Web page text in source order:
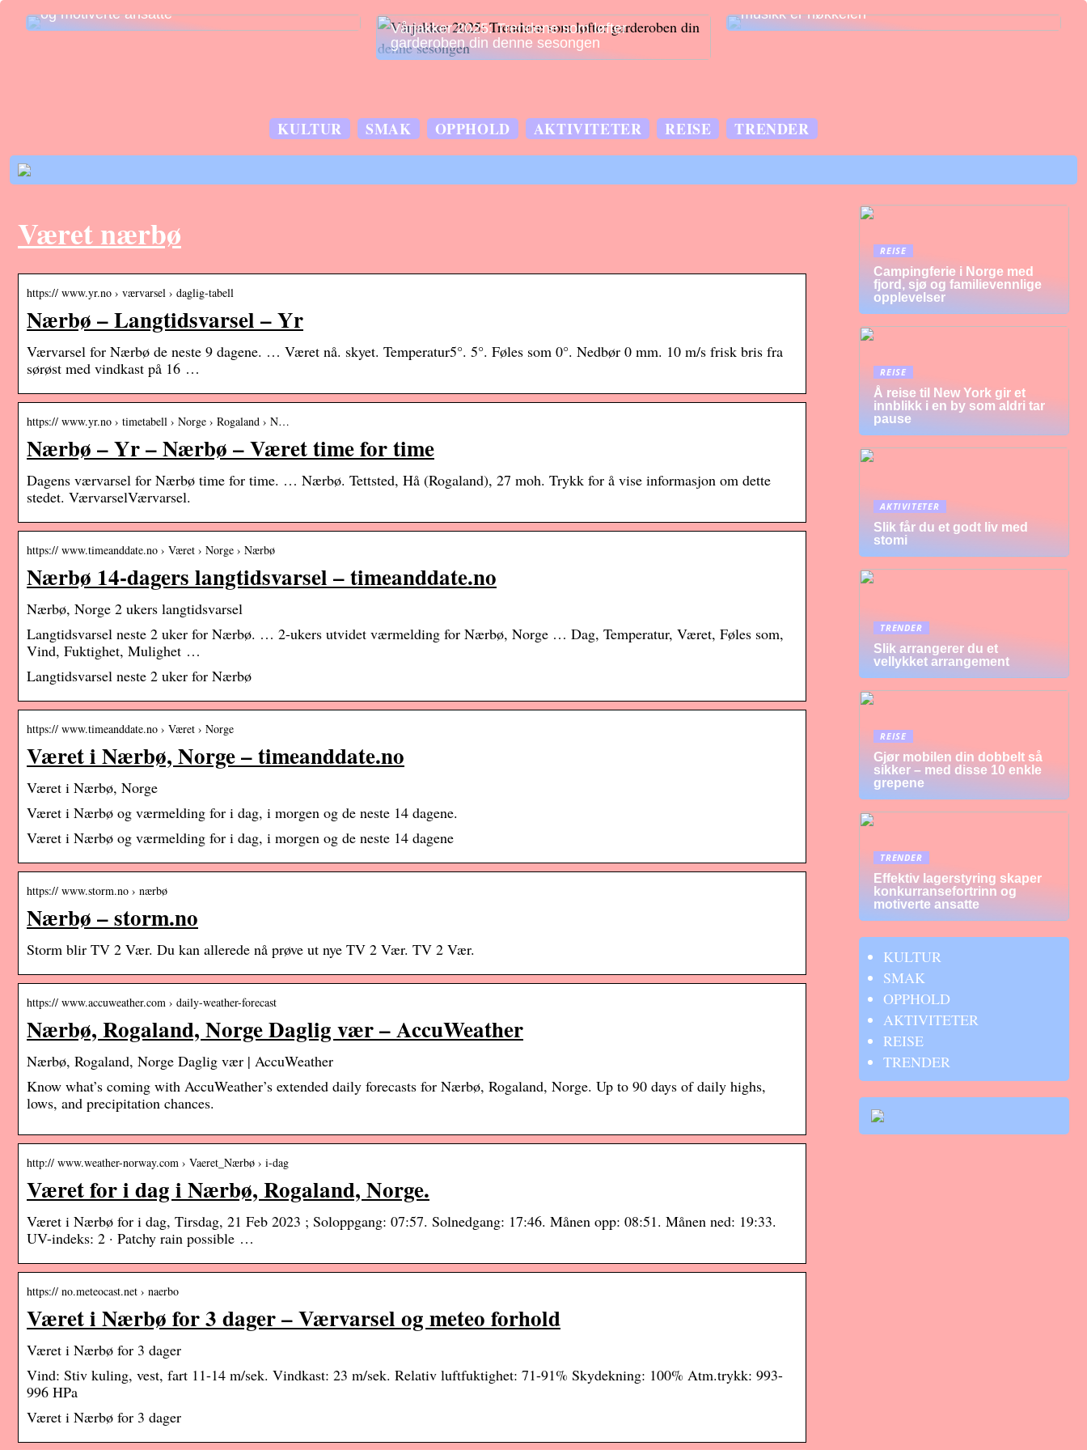
og motiverte ansatte
Vårjakker 2025: Trendene som løfter
garderoben din denne sesongen
musikk er nøkkelen
KULTUR SMAK OPPHOLD AKTIVITETER REISE TRENDER
Været nærbø
https:// www.yr.no › værvarsel › daglig-tabell
Nærbø – Langtidsvarsel – Yr
Værvarsel for Nærbø de neste 9 dagene. … Været nå. skyet. Temperatur5°. 5°. Føles som 0°. Nedbør 0 mm. 10 m/s frisk bris fra
sørøst med vindkast på 16 …
https:// www.yr.no › timetabell › Norge › Rogaland › N…
Nærbø – Yr – Nærbø – Været time for time
Dagens værvarsel for Nærbø time for time. … Nærbø. Tettsted, Hå (Rogaland), 27 moh. Trykk for å vise informasjon om dette
stedet. VærvarselVærvarsel.
https:// www.timeanddate.no › Været › Norge › Nærbø
Nærbø 14-dagers langtidsvarsel – timeanddate.no
Nærbø, Norge 2 ukers langtidsvarsel
Langtidsvarsel neste 2 uker for Nærbø. … 2-ukers utvidet værmelding for Nærbø, Norge … Dag, Temperatur, Været, Føles som,
Vind, Fuktighet, Mulighet …
Langtidsvarsel neste 2 uker for Nærbø
https:// www.timeanddate.no › Været › Norge
Været i Nærbø, Norge – timeanddate.no
Været i Nærbø, Norge
Været i Nærbø og værmelding for i dag, i morgen og de neste 14 dagene.
Været i Nærbø og værmelding for i dag, i morgen og de neste 14 dagene
https:// www.storm.no › nærbø
Nærbø – storm.no
Storm blir TV 2 Vær. Du kan allerede nå prøve ut nye TV 2 Vær. TV 2 Vær.
https:// www.accuweather.com › daily-weather-forecast
Nærbø, Rogaland, Norge Daglig vær – AccuWeather
Nærbø, Rogaland, Norge Daglig vær | AccuWeather
Know what’s coming with AccuWeather’s extended daily forecasts for Nærbø, Rogaland, Norge. Up to 90 days of daily highs,
lows, and precipitation chances.
http:// www.weather-norway.com › Vaeret_Nærbø › i-dag
Været for i dag i Nærbø, Rogaland, Norge.
Været i Nærbø for i dag, Tirsdag, 21 Feb 2023 ; Soloppgang: 07:57. Solnedgang: 17:46. Månen opp: 08:51. Månen ned: 19:33.
UV-indeks: 2 · Patchy rain possible …
https:// no.meteocast.net › naerbo
Været i Nærbø for 3 dager – Værvarsel og meteo forhold
Været i Nærbø for 3 dager
Vind: Stiv kuling, vest, fart 11-14 m/sek. Vindkast: 23 m/sek. Relativ luftfuktighet: 71-91% Skydekning: 100% Atm.trykk: 993-
996 HPa
Været i Nærbø for 3 dager
REISE
Campingferie i Norge med
fjord, sjø og familievennlige
opplevelser
REISE
Å reise til New York gir et
innblikk i en by som aldri tar
pause
AKTIVITETER
Slik får du et godt liv med
stomi
TRENDER
Slik arrangerer du et
vellykket arrangement
REISE
Gjør mobilen din dobbelt så
sikker – med disse 10 enkle
grepene
TRENDER
Effektiv lagerstyring skaper
konkurransefortrinn og
motiverte ansatte
KULTUR
SMAK
OPPHOLD
AKTIVITETER
REISE
TRENDER